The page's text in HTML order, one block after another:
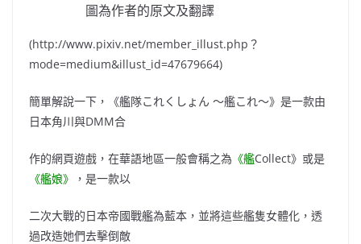
圖為作者的原文及翻譯
(http://www.pixiv.net/member_illust.php？
mode=medium&illust_id=47679664)
簡單解說一下，《艦隊これくしょん 〜艦これ〜》是一款由
日本角川與DMM合
作的網頁遊戲，在華語地區一般會稱之為 《艦Collect》或是
《艦娘》
，是一款以
二次大戰的日本帝國戰艦為藍本，並將這些艦隻女體化，透
過改造她們去擊倒敵